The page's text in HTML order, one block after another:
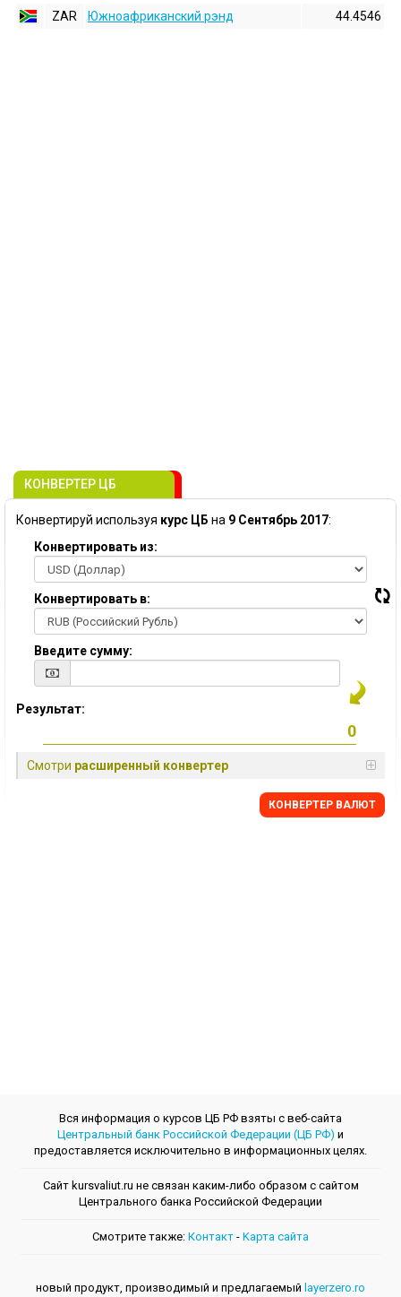
ZAR
Южноафриканский рэнд 44.4546
КОНВЕРТЕР ЦБ
Конвертируй используя курс ЦБ на 9 Сентябрь 2017:
Конвертировать из:
Конвертировать в:
Введите сумму:
Результат:
Смотри расширенный конвертер
КОНВЕРТЕР ВАЛЮТ
Вся информация о курсов ЦБ РФ взяты с веб-сайта
Центральный банк Российской Федерации (ЦБ РФ) и
предоставляется исключительно в информационных целях.
Сайт kursvaliut.ru не связан каким-либо образом с сайтом
Центрального банкa Российской Федерации
Смотрите также: Контакт - Kарта сайта
новый продукт, производимый и предлагаемый layerzero.ro